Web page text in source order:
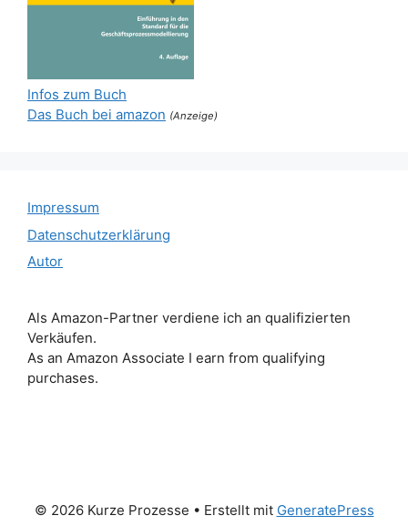
Infos zum Buch
Das Buch bei amazon (Anzeige)
Impressum
Datenschutzerklärung
Autor
Als Amazon-Partner verdiene ich an qualifizierten
Verkäufen.
As an Amazon Associate I earn from qualifying
purchases.
© 2026 Kurze Prozesse • Erstellt mit GeneratePress